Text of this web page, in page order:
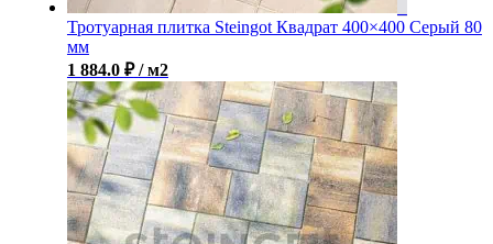
Тротуарная плитка Steingot Квадрат 400×400 Серый 80
мм
1 884.0 ₽ / м2